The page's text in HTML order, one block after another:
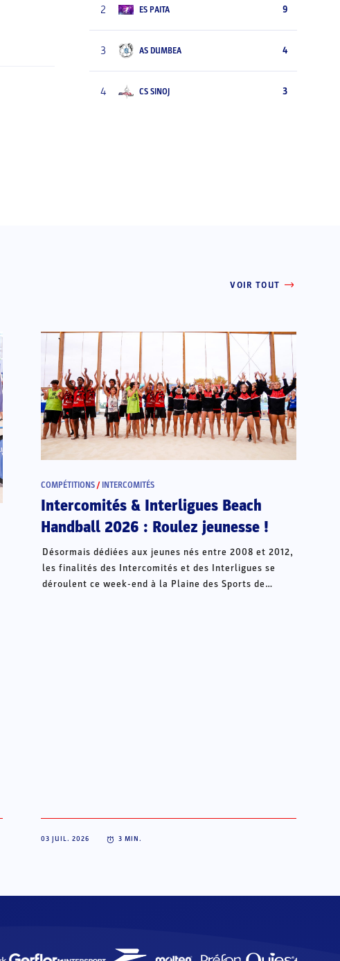
2 ES PAITA 9
3 AS DUMBEA 4
4 CS SINOJ 3
VOIR TOUT
COMPÉTITIONS / INTERCOMITÉS
Intercomités & Interligues Beach
Handball 2026 : Roulez jeunesse !
Désormais dédiées aux jeunes nés entre 2008 et 2012,
les finalités des Intercomités et des Interligues se
déroulent ce week-end à la Plaine des Sports de
03 JUIL. 2026 3 MIN.